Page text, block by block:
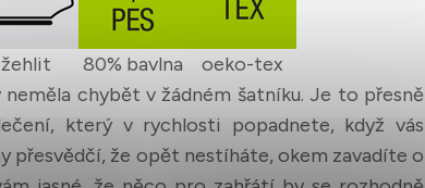
žehlit 80% bavlna
oeko-tex
neměla chybět v žádném šatníku. Je to přesně
který v rychlosti popadnete, když vás
přesvědčí, že opět nestíháte, okem zavadíte o